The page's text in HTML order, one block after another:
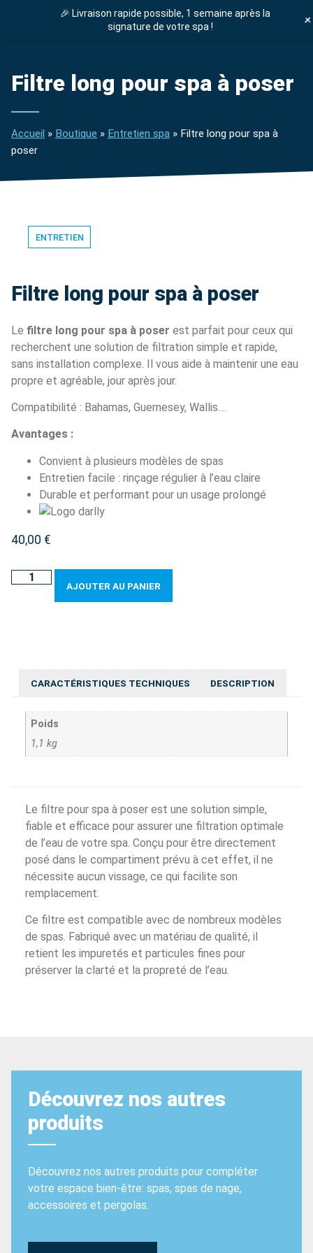
DEVIS GRATUIT
Filtre long pour spa à poser
Accueil » Boutique » Entretien spa » Filtre long pour spa à
poser
ENTRETIEN
Filtre long pour spa à poser
Le filtre long pour spa à poser est parfait pour ceux qui
recherchent une solution de filtration simple et rapide,
sans installation complexe. Il vous aide à maintenir une eau
propre et agréable, jour après jour.
Compatibilité : Bahamas, Guernesey, Wallis…
Avantages :
Convient à plusieurs modèles de spas
Entretien facile : rinçage régulier à l’eau claire
Durable et performant pour un usage prolongé
40,00 €
AJOUTER AU PANIER
CARACTÉRISTIQUES TECHNIQUES DESCRIPTION
Poids
1,1 kg
Le filtre pour spa à poser est une solution simple,
fiable et efficace pour assurer une filtration optimale
de l’eau de votre spa. Conçu pour être directement
posé dans le compartiment prévu à cet effet, il ne
nécessite aucun vissage, ce qui facilite son
remplacement.
Ce filtre est compatible avec de nombreux modèles
de spas. Fabriqué avec un matériau de qualité, il
retient les impuretés et particules fines pour
préserver la clarté et la propreté de l’eau.
Découvrez nos autres
produits
Découvrez nos autres produits pour compléter
votre espace bien-être: spas, spas de nage,
accessoires et pergolas.
🎉 Livraison rapide possible, 1 semaine après la
signature de votre spa !